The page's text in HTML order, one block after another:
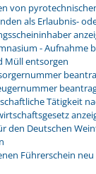
von
als Erlaubnis-
- Aufnahme
Müll entsorgen
Tätigkeit
den Deutschen
Führerschein